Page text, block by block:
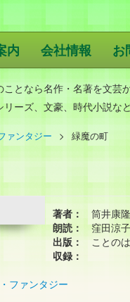
内 会社情報 お
ことなら名作・名著を文芸
ーズ、文豪、時代小説な
ァンタジー 緑魔の町
著者：
筒井康隆
朗読：
窪田涼子
出版：
ことの
収録：
ファンタジー